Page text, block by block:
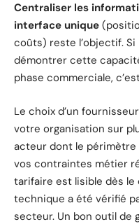
Centraliser les
interface unique
coûts) reste l’objectif.
démontrer cette
phase commerciale,
Le choix d’un
votre organisation sur
acteur dont le
vos contraintes métier
tarifaire est lisible dès
technique a été vérifié
secteur. Un bon outil de